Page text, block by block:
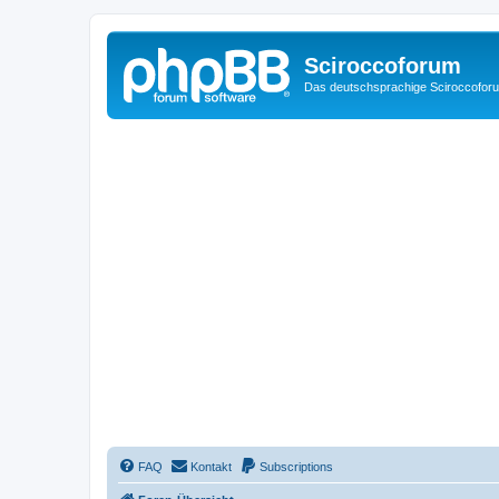
Sciroccoforum
Das deutschsprachige
FAQ Kontakt Subscriptions